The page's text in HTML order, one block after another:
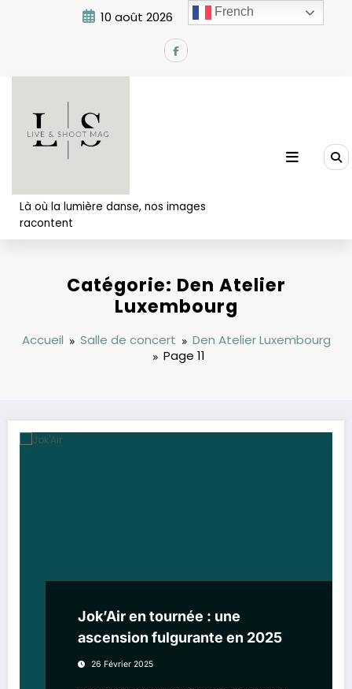
10 août 2026 3:07:02 AM
Là où la lumière danse, nos images
racontent
Catégorie: Den Atelier
Luxembourg
Accueil Salle de concert
Den Atelier Luxembourg
Page 11
Jok’Air en tournée : une
ascension fulgurante en 2025
26 Février 2025
French